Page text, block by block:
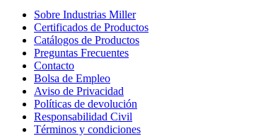
Sobre Industrias Miller
Certificados de Productos
Catálogos de Productos
Preguntas Frecuentes
Contacto
Bolsa de Empleo
Aviso de Privacidad
Políticas de devolución
Responsabilidad Civil
Términos y condiciones